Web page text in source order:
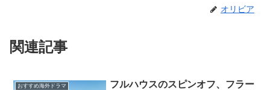
オリビア
関連記事
おすすめ海外ドラマ
フルハウスのスピンオフ、フラー